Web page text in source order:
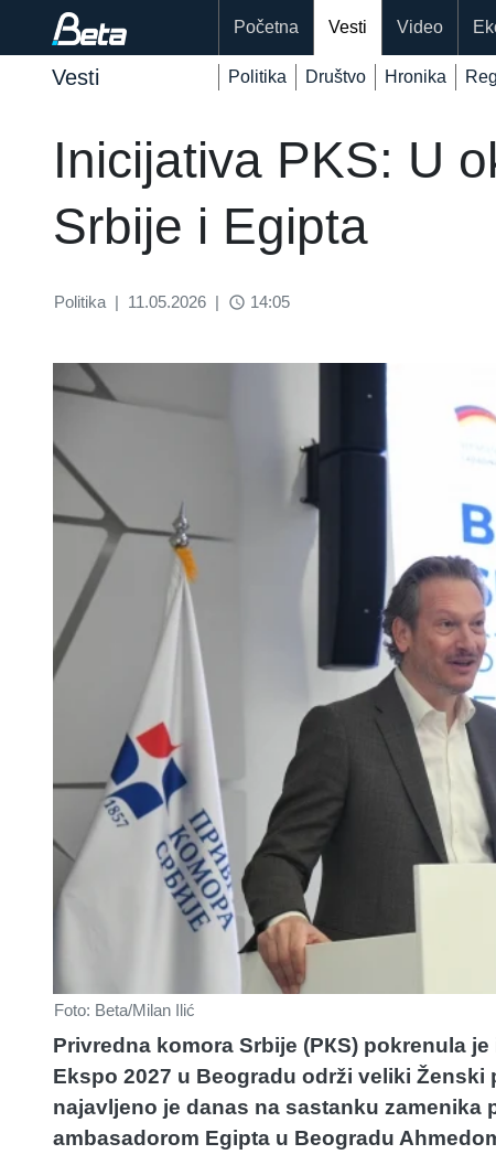
Početna Vesti Video
Vesti Politika Društvo Hronika
Inicijativa PKS: U
Srbije i Egipta
Politika | 11.05.2026 | access_time 14:05
Foto: Beta/Milan Ilić
Privredna komora Srbije (PКS) pokrenula
Ekspo 2027 u Beogradu održi veliki
najavljeno je danas na sastanku zamenika
ambasadorom Egipta u Beogradu